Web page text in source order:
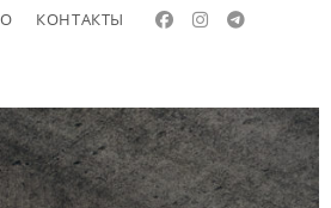
КОНТАКТЫ